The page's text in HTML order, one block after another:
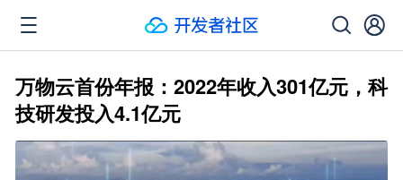
万物云首份年报：2022年收入301亿元，科
技研发投入4.1亿元